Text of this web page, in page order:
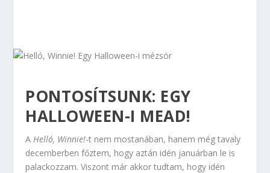
PONTOSÍTSUNK: EGY
HALLOWEEN-I MEAD!
AHelló, Winnie!-t nem mostanában, hanem még tavaly
decemberben főztem, hogy aztán idén januárban le is
palackozzam. Viszont már akkor tudtam, hogy idén